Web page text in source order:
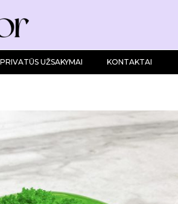
PRIVATŪS UŽSAKYMAI KONTAKTAI